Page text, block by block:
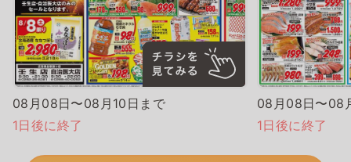
08月08日〜08月10日まで
1日後に終了
08月08日〜08
1日後に終了